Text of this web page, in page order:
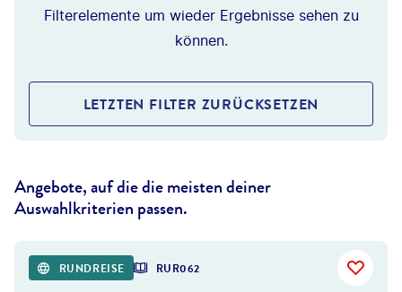
Filterelemente um wieder Ergebnisse sehen zu
können.
LETZTEN FILTER ZURÜCKSETZEN
Angebote, auf die die meisten deiner
Auswahlkriterien passen.
RUNDREISE RUR062